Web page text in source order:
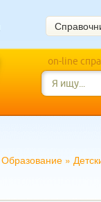
on-line
Образование »